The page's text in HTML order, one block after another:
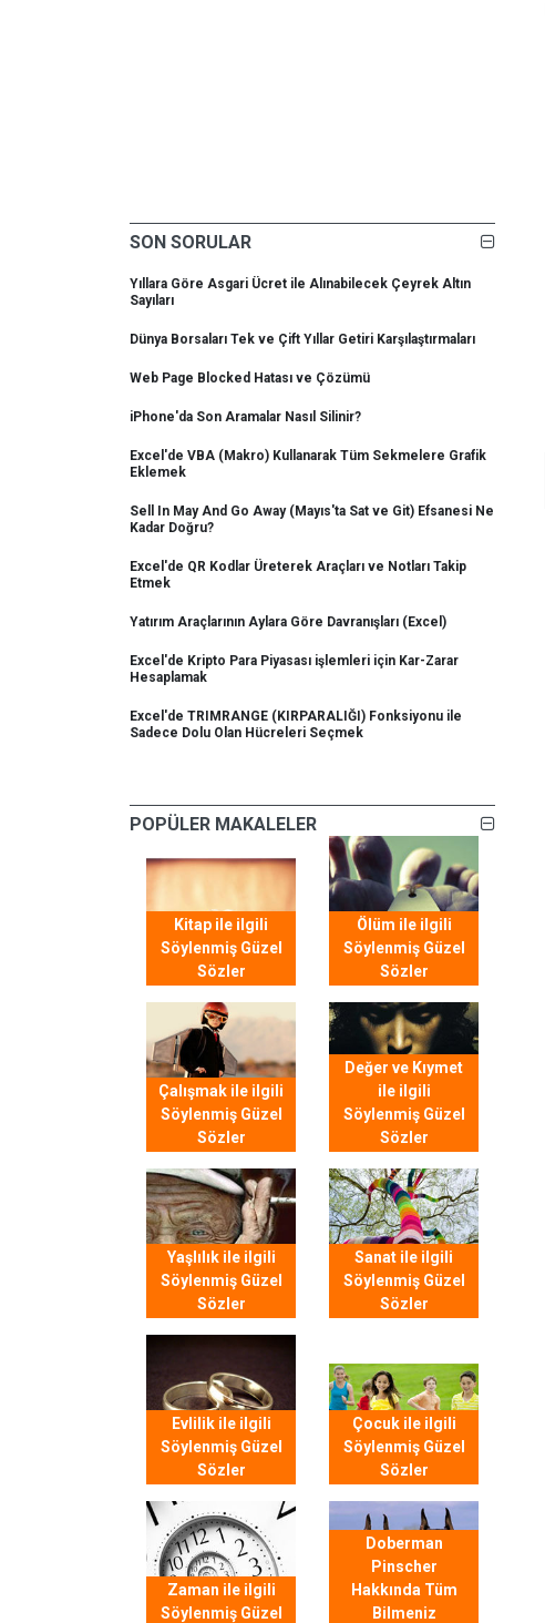
SON SORULAR
Yıllara Göre Asgari Ücret ile Alınabilecek Çeyrek Altın
Sayıları
Dünya Borsaları Tek ve Çift Yıllar Getiri Karşılaştırmaları
Web Page Blocked Hatası ve Çözümü
iPhone'da Son Aramalar Nasıl Silinir?
Excel'de VBA (Makro) Kullanarak Tüm Sekmelere Grafik
Eklemek
Sell In May And Go Away (Mayıs'ta Sat ve Git) Efsanesi Ne
Kadar Doğru?
Excel'de QR Kodlar Üreterek Araçları ve Notları Takip
Etmek
Yatırım Araçlarının Aylara Göre Davranışları (Excel)
Excel'de Kripto Para Piyasası işlemleri için Kar-Zarar
Hesaplamak
Excel'de TRIMRANGE (KIRPARALIĞI) Fonksiyonu ile
Sadece Dolu Olan Hücreleri Seçmek
POPÜLER MAKALELER
Kitap ile ilgili
Söylenmiş Güzel
Sözler
Ölüm ile ilgili
Söylenmiş Güzel
Sözler
Çalışmak ile ilgili
Söylenmiş Güzel
Sözler
Değer ve Kıymet
ile ilgili
Söylenmiş Güzel
Sözler
Yaşlılık ile ilgili
Söylenmiş Güzel
Sözler
Sanat ile ilgili
Söylenmiş Güzel
Sözler
Evlilik ile ilgili
Söylenmiş Güzel
Sözler
Çocuk ile ilgili
Söylenmiş Güzel
Sözler
Zaman ile ilgili
Söylenmiş Güzel
Doberman
Pinscher
Hakkında Tüm
Bilmeniz